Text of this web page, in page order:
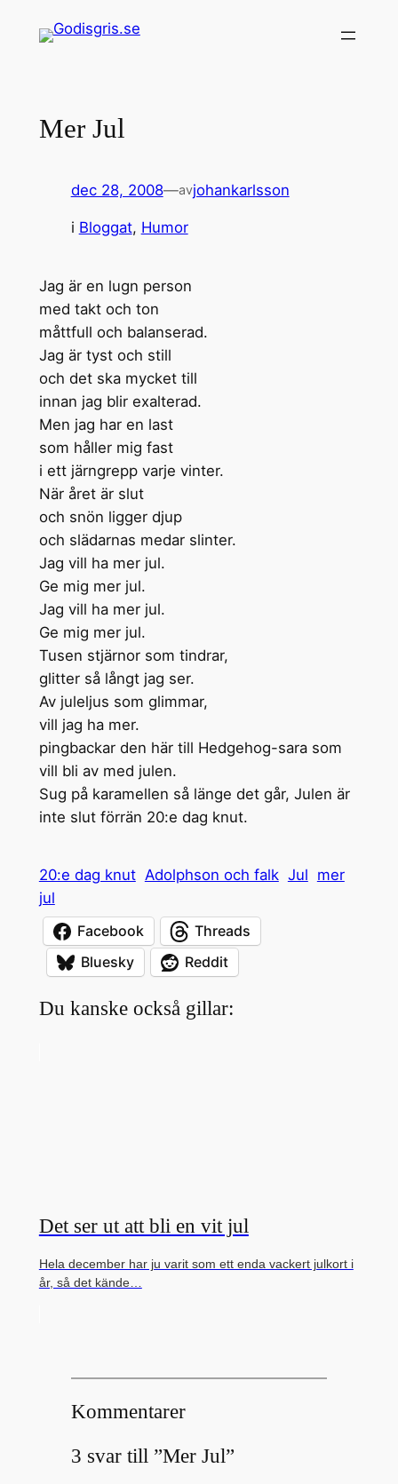
Mer Jul
dec 28, 2008—avjohankarlsson
i Bloggat, Humor
Jag är en lugn person
med takt och ton
måttfull och balanserad.
Jag är tyst och still
och det ska mycket till
innan jag blir exalterad.
Men jag har en last
som håller mig fast
i ett järngrepp varje vinter.
När året är slut
och snön ligger djup
och slädarnas medar slinter.
Jag vill ha mer jul.
Ge mig mer jul.
Jag vill ha mer jul.
Ge mig mer jul.
Tusen stjärnor som tindrar,
glitter så långt jag ser.
Av juleljus som glimmar,
vill jag ha mer.
pingbackar den här till Hedgehog-sara som
vill bli av med julen.
Sug på karamellen så länge det går, Julen är
inte slut förrän 20:e dag knut.
20:e dag knut Adolphson och falk Jul mer
jul
Facebook
Threads
Bluesky
Reddit
Du kanske också gillar:
Det ser ut att bli en vit jul
Hela december har ju varit som ett enda vackert julkort i
år, så det kände…
Kommentarer
3 svar till ”Mer Jul”